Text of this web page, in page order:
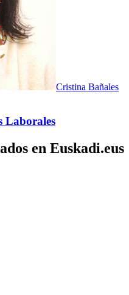
Cristina Bañales
Laborales
en Euskadi.eus